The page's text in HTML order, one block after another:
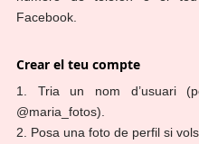
Facebook.
Crear el teu compte
1. Tria un nom d’usuari
@maria_fotos).
2. Posa una foto de perfil si vols.